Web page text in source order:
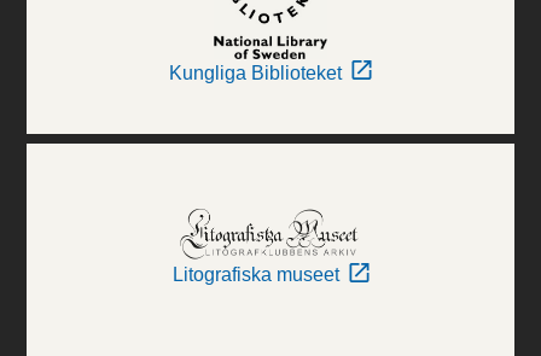
Kungliga Biblioteket
Litografiska museet